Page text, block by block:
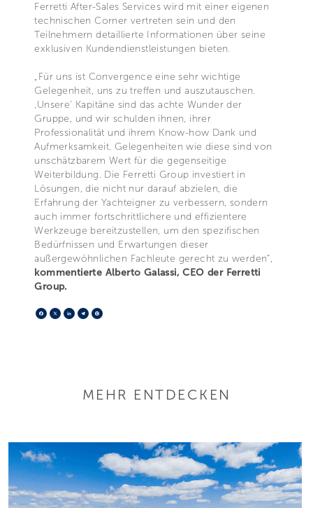
Ferretti After-Sales Services wird mit einer eigenen
technischen Corner vertreten sein und den
Teilnehmern detaillierte Informationen über seine
exklusiven Kundendienstleistungen bieten.
„Für uns ist Convergence eine sehr wichtige
Gelegenheit, uns zu treffen und auszutauschen.
‚Unsere‘ Kapitäne sind das achte Wunder der
Gruppe, und wir schulden ihnen, ihrer
Professionalität und ihrem Know-how Dank und
Aufmerksamkeit. Gelegenheiten wie diese sind von
unschätzbarem Wert für die gegenseitige
Weiterbildung. Die Ferretti Group investiert in
Lösungen, die nicht nur darauf abzielen, die
Erfahrung der Yachteigner zu verbessern, sondern
auch immer fortschrittlichere und effizientere
Werkzeuge bereitzustellen, um den spezifischen
Bedürfnissen und Erwartungen dieser
außergewöhnlichen Fachleute gerecht zu werden“,
kommentierte Alberto Galassi, CEO der Ferretti
Group.
Facebook
X LinkedIn
Telegram
MEHR ENTDECKEN